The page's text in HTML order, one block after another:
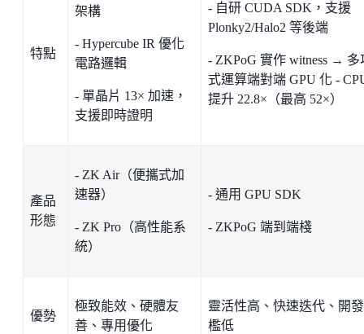
特點
架構
- Hypercube IR 優化
電路邏輯
- 單晶片 13× 加速，
支援即時證明
- 自研 CUDA SDK，支援
Plonky2/Halo2 等後端
- ZKPoG 實作 witness → 多
式運算端對端 GPU 化 -
提升 22.8×（最高 52×）
產品
形態
- ZK Air（便攜式加
速器）
- ZK Pro（高性能系
統）
- 通用 GPU SDK
- ZKPoG 端到端棧
優勢
極致能效、硬體友
善、專用優化
靈活性高、快速迭代、開
檻低